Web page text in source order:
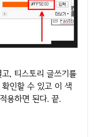
인할 수 있고 이 색
용하면 된다. 끝.